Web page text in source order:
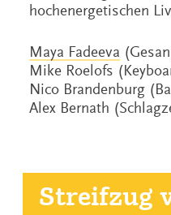
hochenergetischen
Maya Fadeeva
Mike Roelofs
Nico Brandenburg
Alex Bernath
Streifzug